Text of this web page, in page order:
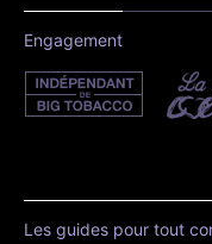
Engagement
Les guides pour tout